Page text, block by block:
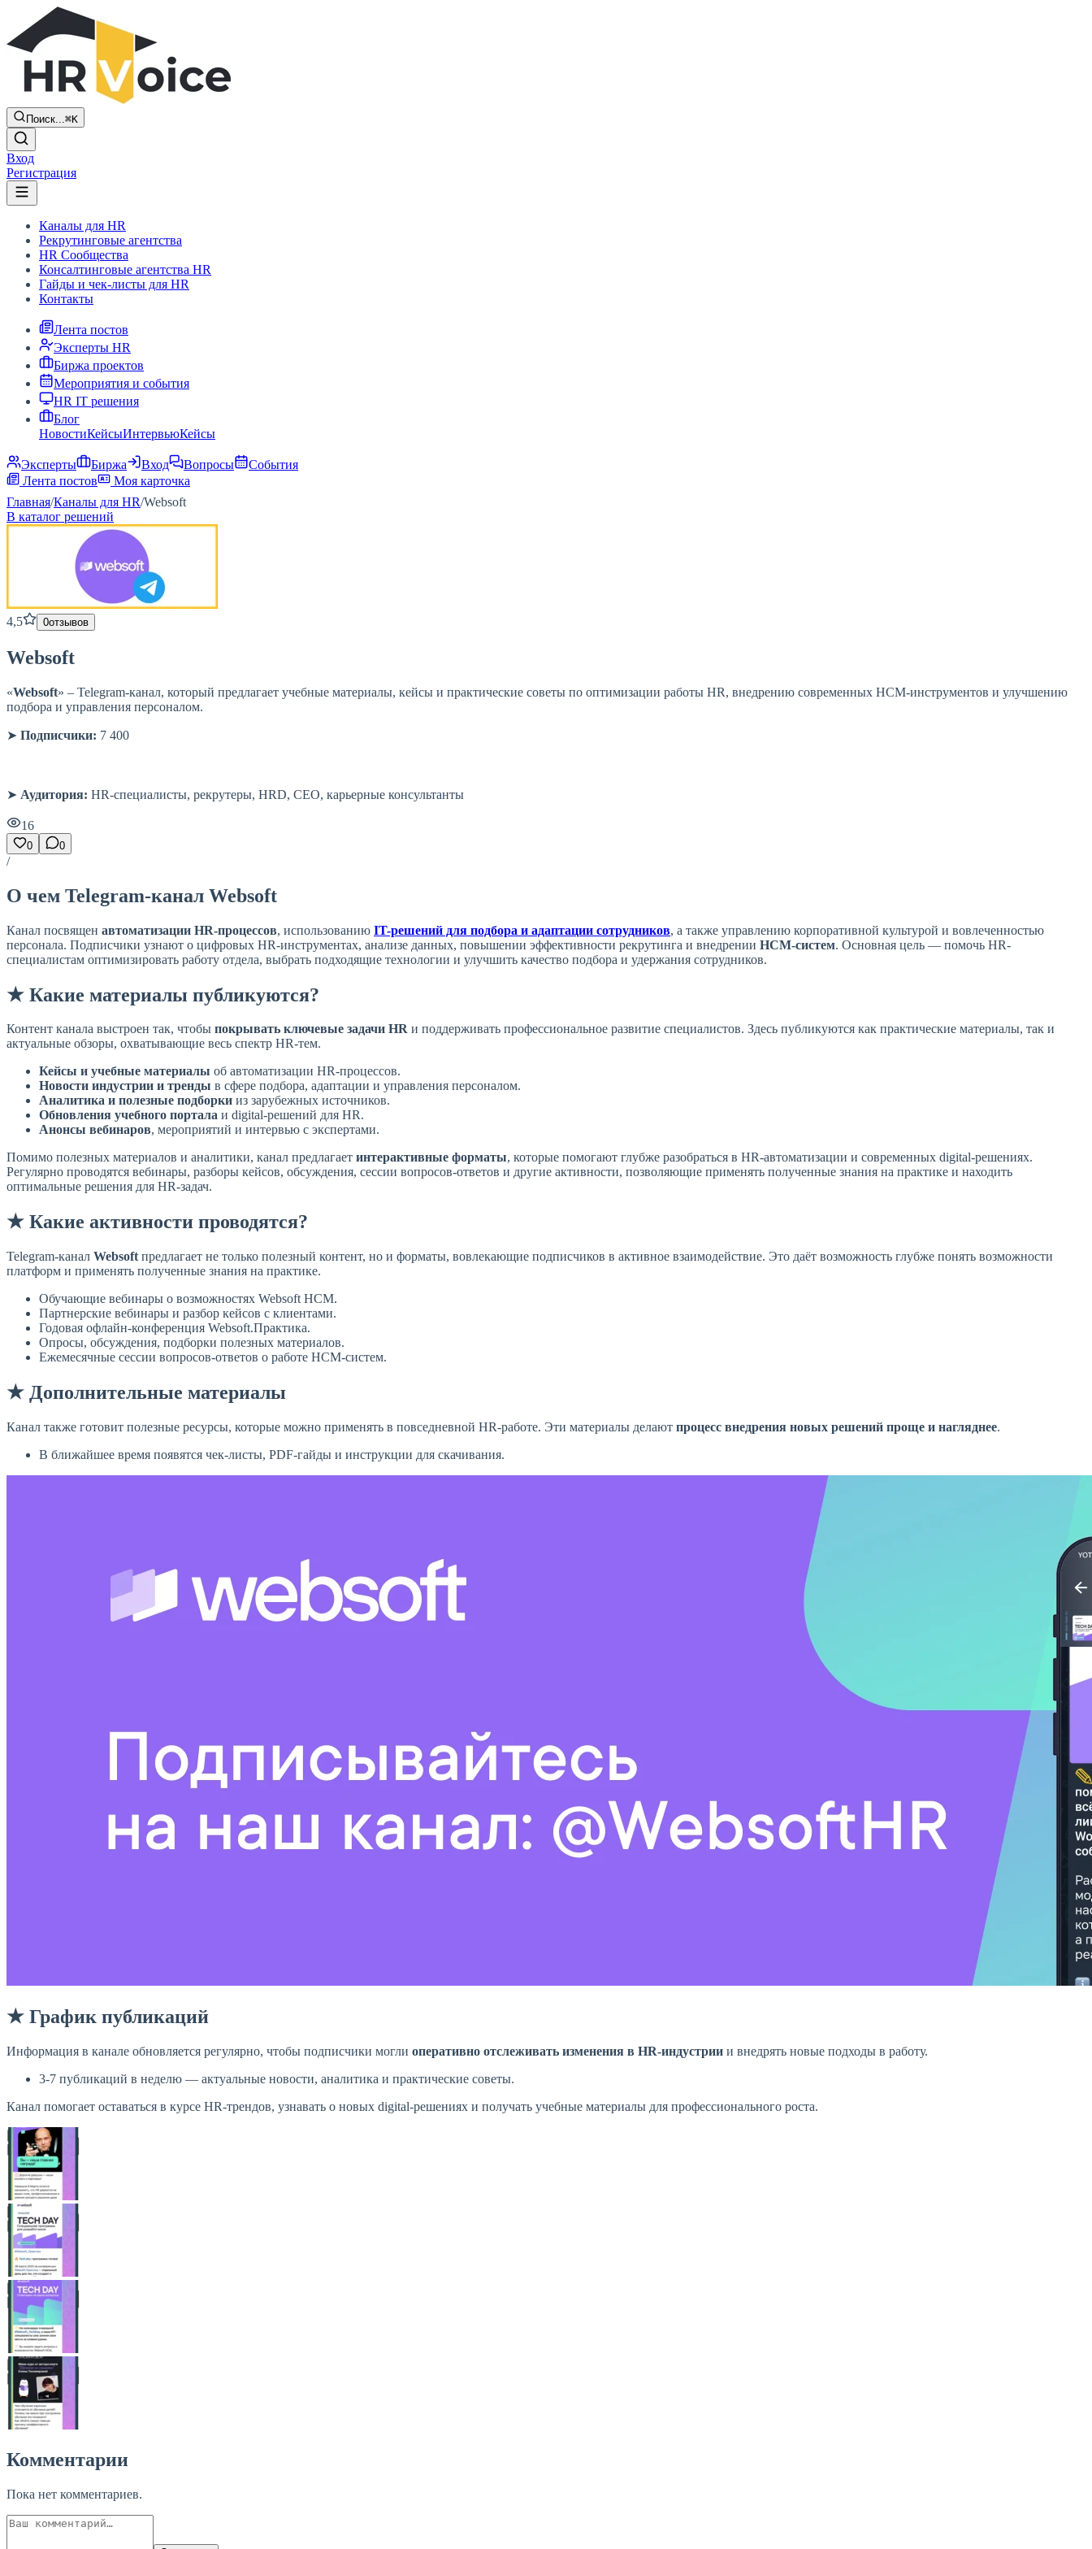
Поиск...⌘K
Вход
Регистрация
Каналы для HR
Рекрутинговые агентства
HR Сообщества
Консалтинговые агентства HR
Гайды и чек-листы для HR
Контакты
Лента постов
Эксперты HR
Биржа проектов
Мероприятия и события
HR IT решения
Блог
НовостиКейсыИнтервьюКейсы
Эксперты Биржа Вход Вопросы
События
Лента постов
Моя карточка
Главная/Каналы для HR/Websoft
В каталог решений
4,5 0отзывов
Websoft
«Websoft» – Telegram-канал, который предлагает учебные материалы, кейсы и практические советы по оптимизации работы HR, внедрению современных HCM-инструментов и улучшению
подбора и управления персоналом.
➤ Подписчики: 7 400
➤ Аудитория: HR-специалисты, рекрутеры, HRD, CEO, карьерные консультанты
16
0 0
/
О чем Telegram-канал Websoft
Канал посвящен автоматизации HR-процессов, использованию IT-решений для подбора и адаптации сотрудников, а также управлению корпоративной культурой и вовлеченностью
персонала. Подписчики узнают о цифровых HR-инструментах, анализе данных, повышении эффективности рекрутинга и внедрении HCM-систем. Основная цель — помочь HR-
специалистам оптимизировать работу отдела, выбрать подходящие технологии и улучшить качество подбора и удержания сотрудников.
★ Какие материалы публикуются?
Контент канала выстроен так, чтобы покрывать ключевые задачи HR и поддерживать профессиональное развитие специалистов. Здесь публикуются как практические материалы, так и
актуальные обзоры, охватывающие весь спектр HR-тем.
Кейсы и учебные материалы об автоматизации HR-процессов.
Новости индустрии и тренды в сфере подбора, адаптации и управления персоналом.
Аналитика и полезные подборки из зарубежных источников.
Обновления учебного портала и digital-решений для HR.
Анонсы вебинаров, мероприятий и интервью с экспертами.
Помимо полезных материалов и аналитики, канал предлагает интерактивные форматы, которые помогают глубже разобраться в HR-автоматизации и современных digital-решениях.
Регулярно проводятся вебинары, разборы кейсов, обсуждения, сессии вопросов-ответов и другие активности, позволяющие применять полученные знания на практике и находить
оптимальные решения для HR-задач.
★ Какие активности проводятся?
Telegram-канал Websoft предлагает не только полезный контент, но и форматы, вовлекающие подписчиков в активное взаимодействие. Это даёт возможность глубже понять возможности
платформ и применять полученные знания на практике.
Обучающие вебинары о возможностях Websoft HCM.
Партнерские вебинары и разбор кейсов с клиентами.
Годовая офлайн-конференция Websoft.Практика.
Опросы, обсуждения, подборки полезных материалов.
Ежемесячные сессии вопросов-ответов о работе HCM-систем.
★ Дополнительные материалы
Канал также готовит полезные ресурсы, которые можно применять в повседневной HR-работе. Эти материалы делают процесс внедрения новых решений проще и нагляднее.
В ближайшее время появятся чек-листы, PDF-гайды и инструкции для скачивания.
★ График публикаций
Информация в канале обновляется регулярно, чтобы подписчики могли оперативно отслеживать изменения в HR-индустрии и внедрять новые подходы в работу.
3-7 публикаций в неделю — актуальные новости, аналитика и практические советы.
Канал помогает оставаться в курсе HR-трендов, узнавать о новых digital-решениях и получать учебные материалы для профессионального роста.
Комментарии
Пока нет комментариев.